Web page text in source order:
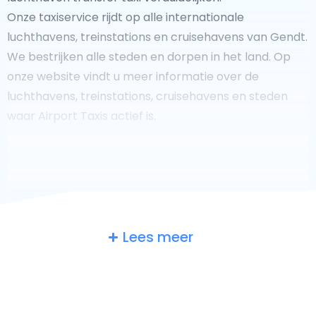
Onze taxiservice rijdt op alle internationale
luchthavens, treinstations en cruisehavens van Gendt.
We bestrijken alle steden en dorpen in het land. Op
onze website vindt u meer informatie over de
luchthavens, treinstations, cruisehavens en steden
waar Airport Taxis actief is.
Lees meer